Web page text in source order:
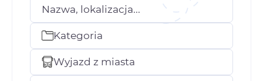
Nazwa, lokalizacja...
Kategoria
Wyjazd z miasta